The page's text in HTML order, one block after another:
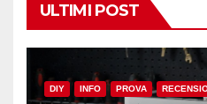
ULTIMI POST
DIY INFO PROVA